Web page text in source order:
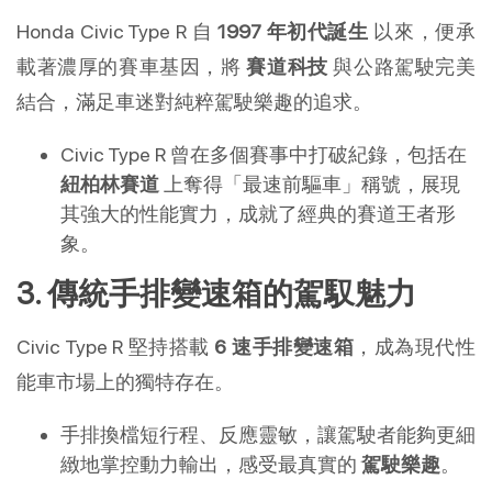
Honda Civic Type R 自 1997 年初代誕生 以來，便承
載著濃厚的賽車基因，將賽道科技 與公路駕駛完美
結合，滿足車迷對純粹駕駛樂趣的追求。
Civic Type R 曾在多個賽事中打破紀錄，包括在
紐柏林賽道 上奪得「最速前驅車」稱號，展現
其強大的性能實力，成就了經典的賽道王者形
象。
3. 傳統手排變速箱的駕馭魅力
Civic Type R 堅持搭載 6 速手排變速箱 ，成為現代性
能車市場上的獨特存在。
手排換檔短行程、反應靈敏，讓駕駛者能夠更細
緻地掌控動力輸出，感受最真實的駕駛樂趣。